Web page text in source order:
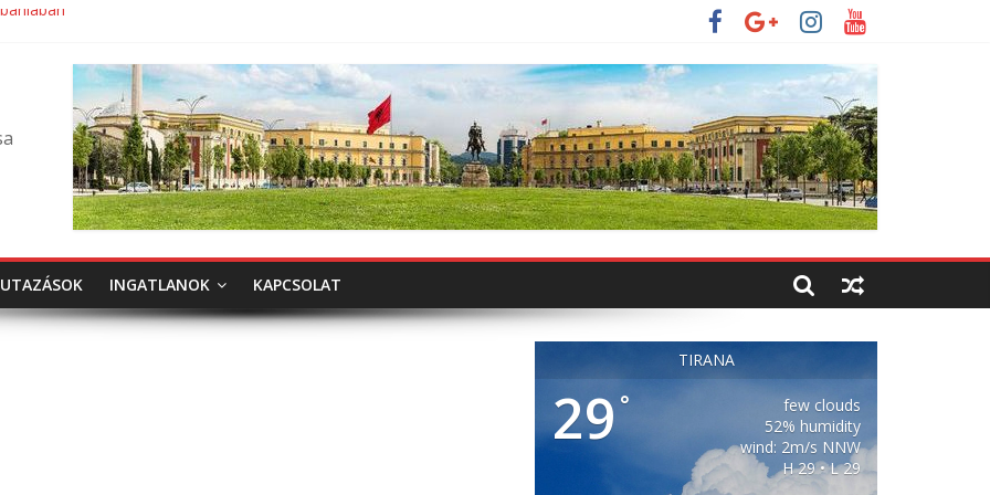
UTAZÁSOK INGATLANOK KAPCSOLAT
TIRANA
29°
few clouds
52% humidity
wind: 2m/s NNW
H 29 • L 29